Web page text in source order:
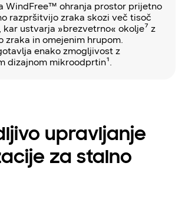
WindFree™ ohranja prostor prijetno
razpršitvijo zraka skozi več tisoč
ustvarja »brezvetrno« okolje⁷ z
zraka in omejenim hrupom.
enako zmogljivost z
dizajnom mikroodprtin¹.
upravljanje
za stalno